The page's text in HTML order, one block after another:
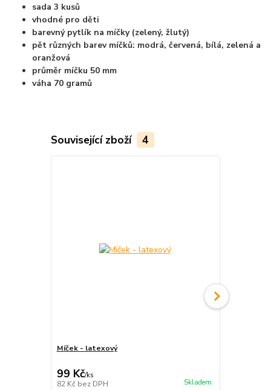
sada 3 kusů
vhodné pro děti
barevný pytlík na míčky (zelený, žlutý)
pět různých barev míčků: modrá, červená, bílá, zelená a
oranžová
průměr míčku 50 mm
váha 70 gramů
Související zboží 4
Míček - latexový
99 Kč/ks
82 Kč bez DPH Skladem